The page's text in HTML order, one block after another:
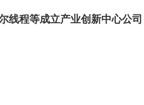
线程等成立产业创新中心公司